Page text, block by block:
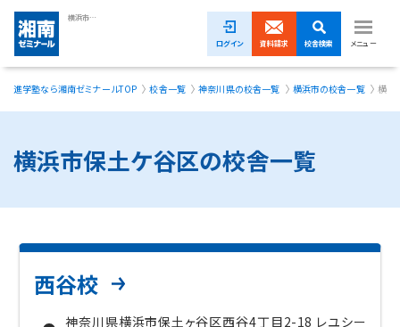
横浜市保土ケ谷区の塾・学習塾・進学塾【湘南ゼミナール】
ログイン 資料請求 校舎検索 メニュー
1ヵ月無料体験受付中！
中学生
授業料
進学塾なら湘南ゼミナールTOP 校舎一覧 神奈川県の校舎一覧 横浜市の校舎一覧 横浜
横浜市保土ケ谷区の校舎一覧
西谷校
神奈川県横浜市保土ヶ谷区西谷4丁目2-18 レユシー